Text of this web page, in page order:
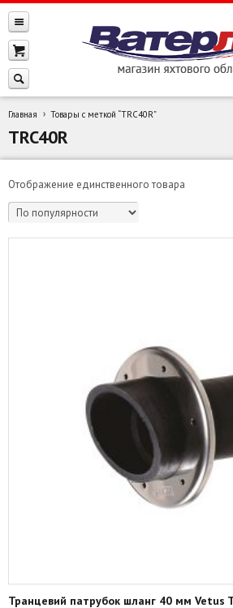
Главная Товары с меткой “TRC40R”
TRC40R
Отображение единственного товара
Транцевий патрубок шланг 40 мм Vetus